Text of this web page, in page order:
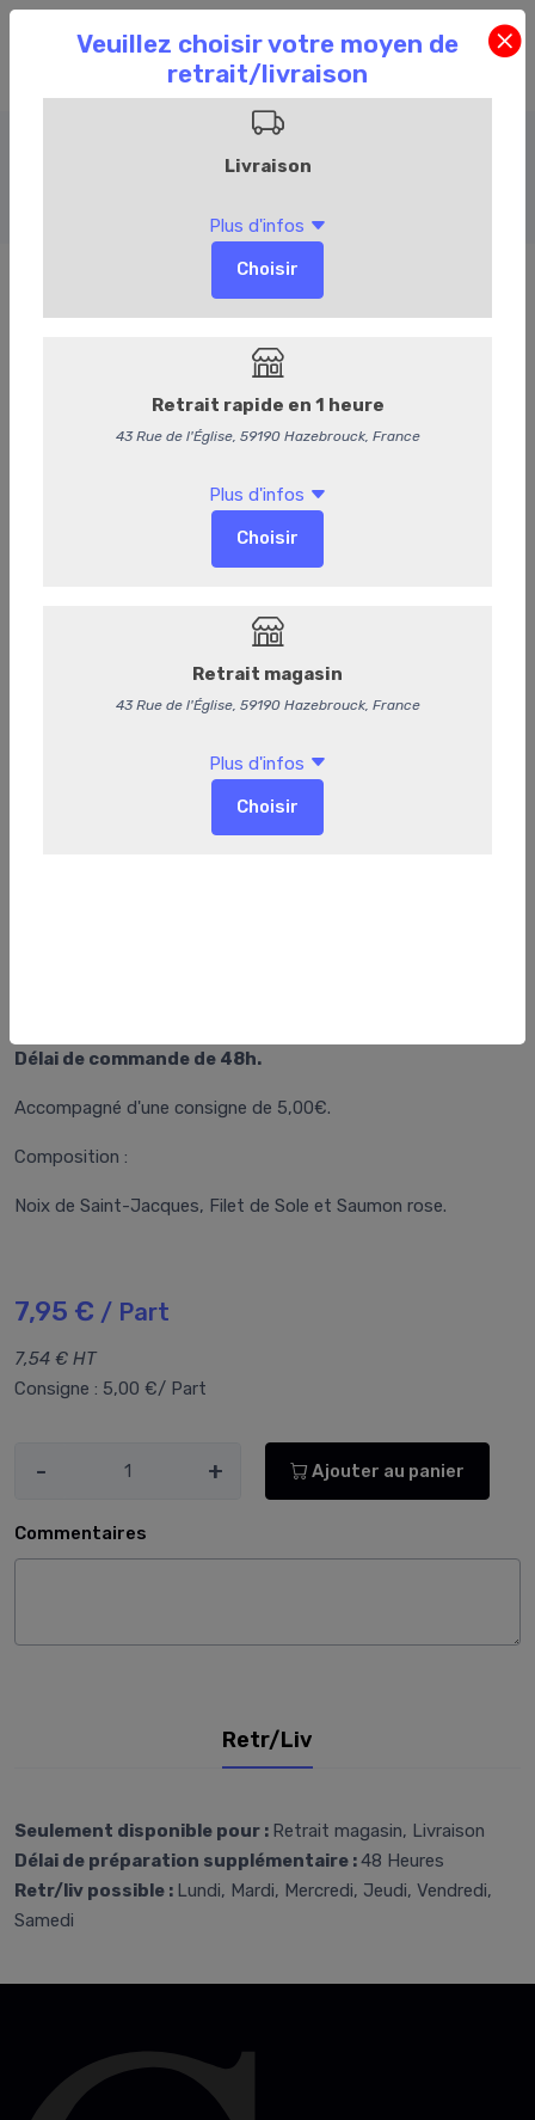
Entrées chaudes
Délai de commande de 48h.
Accompagné d'une consigne de 5,00€.
Composition :
Noix de Saint-Jacques, Filet de Sole et Saumon rose.
7,95 € / Part
7,54 € HT
Consigne : 5,00 €/ Part
- + Ajouter au panier
Commentaires
Retr/Liv
Seulement disponible pour : Retrait magasin, Livraison
Délai de préparation supplémentaire :48 Heures
Retr/liv possible : Lundi, Mardi, Mercredi, Jeudi, Vendredi,
Samedi